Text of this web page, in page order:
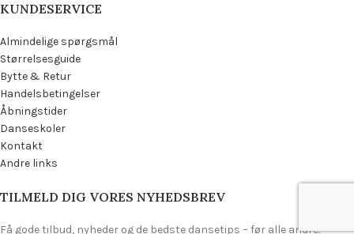
KUNDESERVICE
Almindelige spørgsmål
Størrelsesguide
Bytte & Retur
Handelsbetingelser
Åbningstider
Danseskoler
Kontakt
Andre links
TILMELD DIG VORES NYHEDSBREV
Få gode tilbud, nyheder og de bedste dansetips – før alle andre!